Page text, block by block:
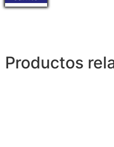
Productos